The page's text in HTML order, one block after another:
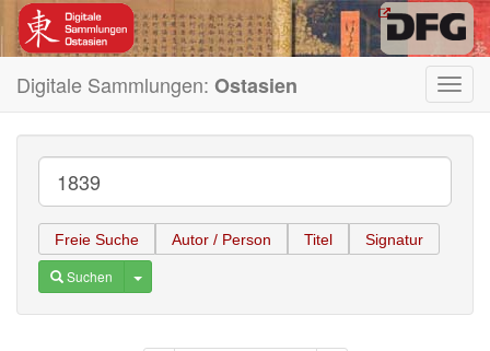
Digitale Sammlungen: Ostasien
Freie Suche Autor / Person Titel Signatur
Suchen Toggle Dropdown